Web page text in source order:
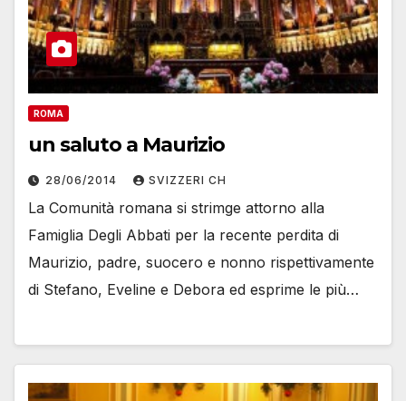
ROMA
un saluto a Maurizio
28/06/2014 SVIZZERI CH
La Comunità romana si strimge attorno alla
Famiglia Degli Abbati per la recente perdita di
Maurizio, padre, suocero e nonno rispettivamente
di Stefano, Eveline e Debora ed esprime le più…